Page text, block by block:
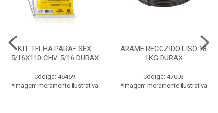
KIT TELHA PARAF SEX
5/16X110 CHV 5/16 DURAX
Código: 46459
*Imagem meramente ilustrativa
ARAME RECOZIDO LISO 18
1KG DURAX
Código: 47003
*Imagem meramente ilustrativa